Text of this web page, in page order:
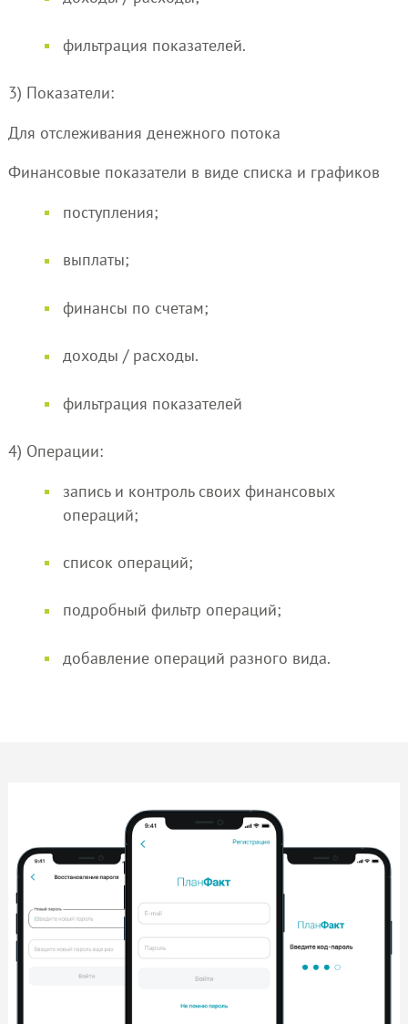
фильтрация показателей.
3) Показатели:
Для отслеживания денежного потока
Финансовые показатели в виде списка и графиков
поступления;
выплаты;
финансы по счетам;
доходы / расходы.
фильтрация показателей
4) Операции:
запись и контроль своих финансовых
операций;
список операций;
подробный фильтр операций;
добавление операций разного вида.